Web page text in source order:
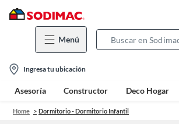
Menú
location-
icon
Ingresa tu ubicación
Asesoría Constructor Deco Hogar
Home Dormitorio - Dormitorio Infantil